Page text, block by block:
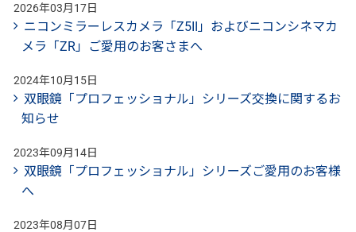
2026年03月17日
ニコンミラーレスカメラ「Z5II」およびニコンシネマカ
メラ「ZR」ご愛用のお客さまへ
2024年10月15日
双眼鏡「プロフェッショナル」シリーズ交換に関するお
知らせ
2023年09月14日
双眼鏡「プロフェッショナル」シリーズご愛用のお客様
へ
2023年08月07日